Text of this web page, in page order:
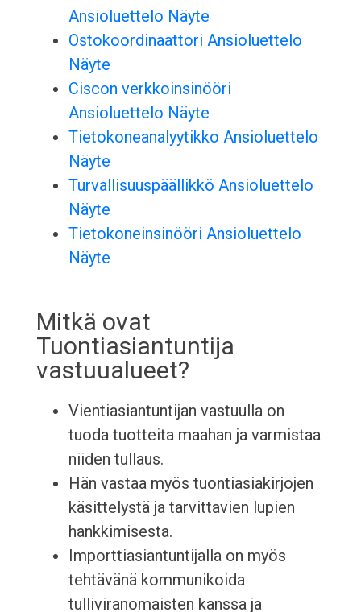
Ansioluettelo Näyte
Ostokoordinaattori Ansioluettelo
Näyte
Ciscon verkkoinsinööri
Ansioluettelo Näyte
Tietokoneanalyytikko Ansioluettelo
Näyte
Turvallisuuspäällikkö Ansioluettelo
Näyte
Tietokoneinsinööri Ansioluettelo
Näyte
Mitkä ovat
Tuontiasiantuntija
vastuualueet?
Vientiasiantuntijan vastuulla on
tuoda tuotteita maahan ja varmistaa
niiden tullaus.
Hän vastaa myös tuontiasiakirjojen
käsittelystä ja tarvittavien lupien
hankkimisesta.
Importtiasiantuntijalla on myös
tehtävänä kommunikoida
tulliviranomaisten kanssa ja